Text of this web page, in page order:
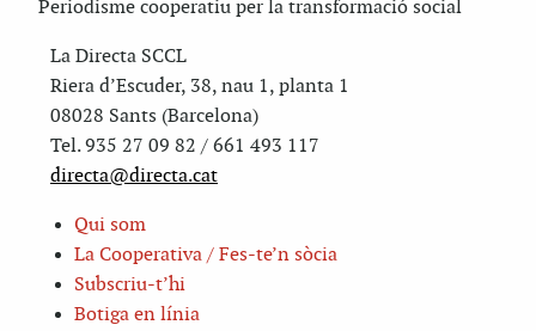
Periodisme cooperatiu per la transformació social
La Directa SCCL
Riera d’Escuder, 38, nau 1, planta 1
08028 Sants (Barcelona)
Tel. 935 27 09 82 / 661 493 117
directa@directa.cat
Qui som
La Cooperativa / Fes-te’n sòcia
Subscriu-t’hi
Botiga en línia